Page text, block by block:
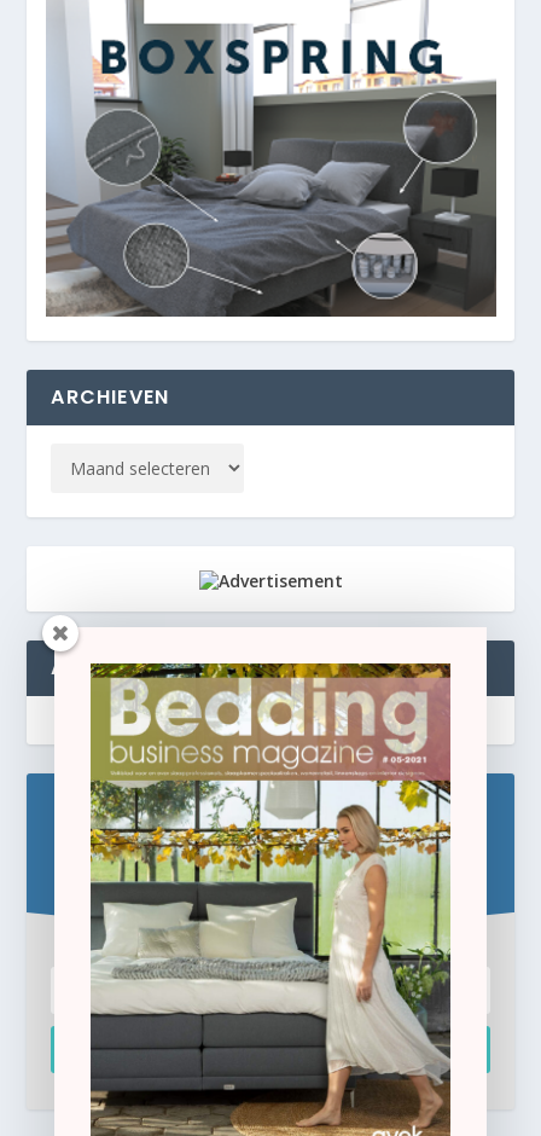
ARCHIEVEN
ABONNEREN
Blijf op de hoogte!
Schrijf u hier in voor de gratis e-newsletter.
Inschrijven